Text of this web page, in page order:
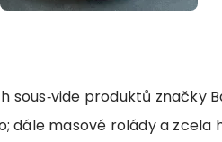
sous‑vide produktů značky
dále masové rolády a zcela